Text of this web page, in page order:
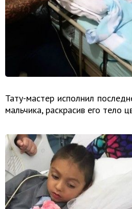
Тату-мастер исполнил
мальчика, раскрасив его тело